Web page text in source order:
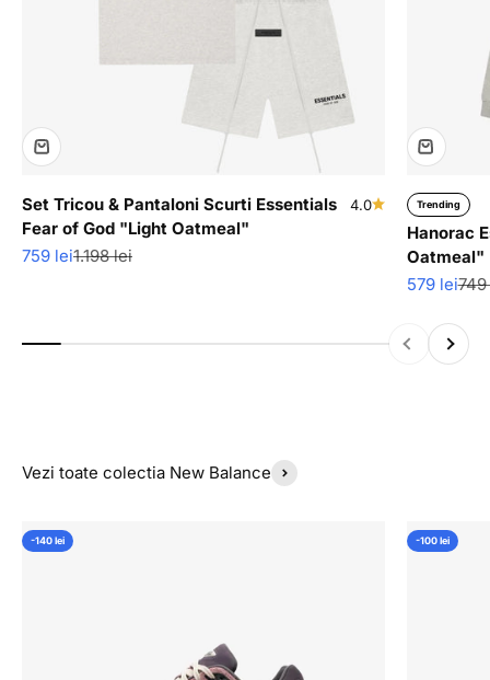
Set Tricou & Pantaloni Scurti Essentials
Fear of God "Light Oatmeal"
4.0
Pret redus
759 leiPret normal
1.198 lei
Trending
Hanorac
Oatmeal"
Pret redus
579 lei
InapoiInainte
Vezi toate colectia New Balance
-140 lei -100 lei